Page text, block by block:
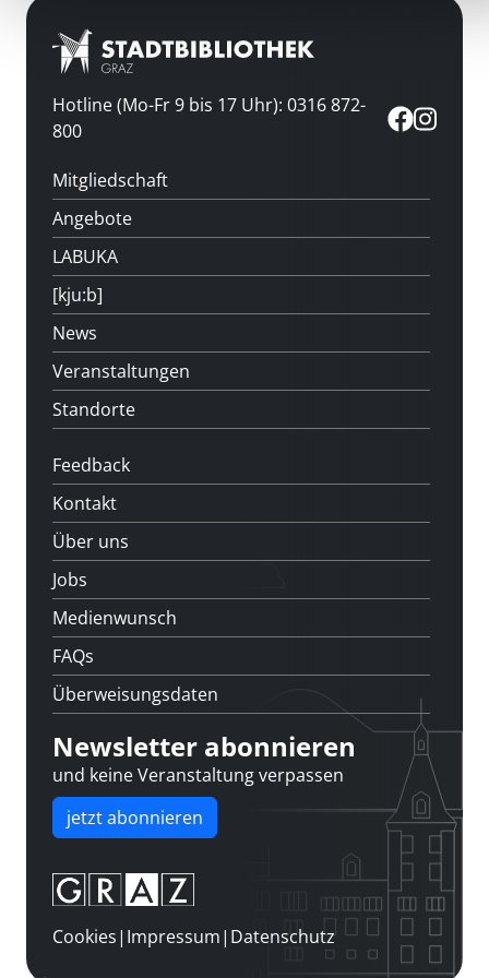
Hotline (Mo-Fr 9 bis 17 Uhr): 0316 872-
800
Mitgliedschaft
Angebote
LABUKA
[kju:b]
News
Veranstaltungen
Standorte
Feedback
Kontakt
Über uns
Jobs
Medienwunsch
FAQs
Überweisungsdaten
Newsletter abonnieren
und keine Veranstaltung verpassen
jetzt abonnieren
Cookies| Impressum| Datenschutz